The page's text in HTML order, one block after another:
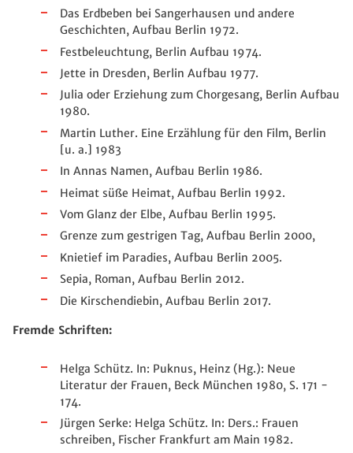
Das Erdbeben bei Sangerhausen und andere
Geschichten, Aufbau Berlin 1972.
Festbeleuchtung, Berlin Aufbau 1974.
Jette in Dresden, Berlin Aufbau 1977.
Julia oder Erziehung zum Chorgesang, Berlin Aufbau
1980.
Martin Luther. Eine Erzählung für den Film, Berlin
[u. a.] 1983
In Annas Namen, Aufbau Berlin 1986.
Heimat süße Heimat, Aufbau Berlin 1992.
Vom Glanz der Elbe, Aufbau Berlin 1995.
Grenze zum gestrigen Tag, Aufbau Berlin 2000,
Knietief im Paradies, Aufbau Berlin 2005.
Sepia, Roman, Aufbau Berlin 2012.
Die Kirschendiebin, Aufbau Berlin 2017.
Fremde Schriften:
Helga Schütz. In: Puknus, Heinz (Hg.): Neue
Literatur der Frauen, Beck München 1980, S. 171 -
174.
Jürgen Serke: Helga Schütz. In: Ders.: Frauen
schreiben, Fischer Frankfurt am Main 1982.